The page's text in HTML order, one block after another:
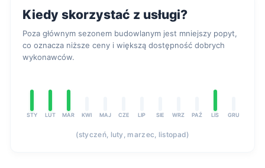
Kiedy skorzystać z usługi?
Poza głównym sezonem budowlanym jest mniejszy popyt,
co oznacza niższe ceny i większą dostępność dobrych
wykonawców.
STY LUT MAR KWI MAJ CZE LIP SIE WRZ PAŹ LIS GRU
(styczeń, luty, marzec, listopad)